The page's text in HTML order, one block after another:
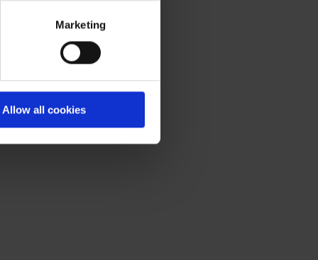
Marketing
Allow all cookies